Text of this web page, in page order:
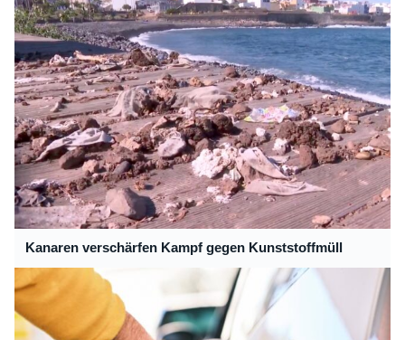
Kanaren verschärfen Kampf gegen Kunststoffmüll